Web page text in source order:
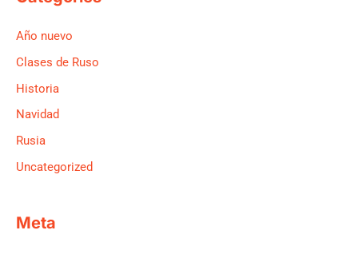
Año nuevo
Clases de Ruso
Historia
Navidad
Rusia
Uncategorized
Meta